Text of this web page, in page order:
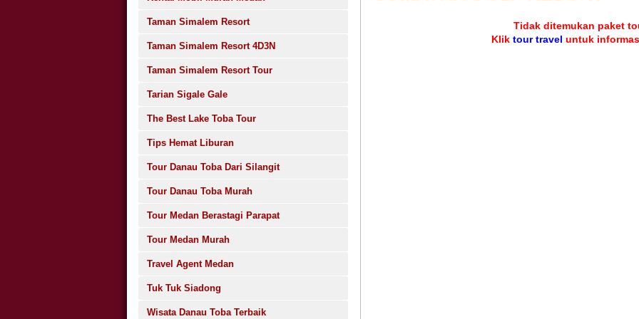
Taman Simalem Resort
Taman Simalem Resort 4D3N
Taman Simalem Resort Tour
Tarian Sigale Gale
The Best Lake Toba Tour
Tips Hemat Liburan
Tour Danau Toba Dari Silangit
Tour Danau Toba Murah
Tour Medan Berastagi Parapat
Tour Medan Murah
Travel Agent Medan
Tuk Tuk Siadong
Wisata Danau Toba Terbaik
Tidak ditemukan paket
Klik tour travel untuk